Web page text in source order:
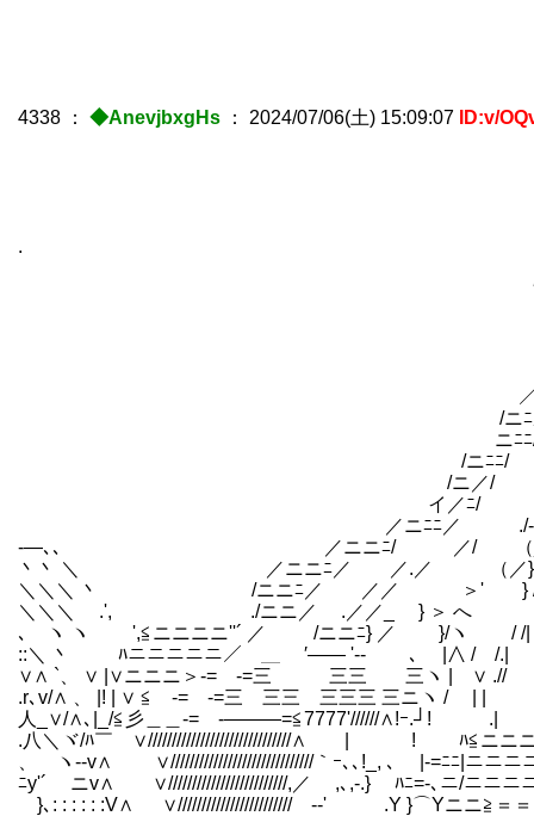
4338 ： ◆AnevjbxgHs ： 2024/07/06(土) 15:09:07 ID:v/
. / ′
′ _斗ヒ | | `丶
／ﾆ.!∧､.ｖッ つr'
/ニﾆ从∧::::: ､ ｀ｰ
ニﾆﾆ/ﾉ|/人 _
/ニﾆﾆ/ ./:i:丶 ｀
/ニ／/ /:i:i:i:i:i:i:丶
イ／ﾆ/ /:i:i:i:i:i:i:i:人`Y
／ニﾆﾆ／ ./-‐､{_`Yｰ
-―､､ ／ニニﾆ/ ／/ （
丶丶 ＼ ／ニニﾆ／ ／.／ （／
＼＼＼ 丶 /ニニﾆ／ ／／ ＞'
＼＼＼ .', ./ニニ／ .／／_ } ＞ へ
､ ヽ ヽ ',≦ニニニニ''´ ／ /ニニﾆ} ／
::＼ 丶 ﾊニニニニニ／ ＿ ′―― '‐- ､ |∧ /
∨∧ `、 ∨ |∨ニニニ＞-= -=三 三三 三ヽ | ∨
.r､v/∧ 、 |! | ∨ ≦ -= -=三 三三 三三三 三ニヽ / | |
人_∨/∧､|_/≦彡＿＿-= -―――=≦7777'//////∧!ｰ.┘! .| ゝニ
.八＼ヾ/ﾊ￣ ∨//////////////////////////////∧ | ! ﾊ≦ニニニ
、 ヽ‐‐v∧ ∨//////////////////////////////｀ｰ､､!_, ､ |-=ﾆﾆ|ニニニ
ﾆy'´ ゝニv∧ ∨/////////////////////////,／ ,､,-.} ﾊﾆ=-､ニ/ニニニ
ゝ}､: : : : : :V∧ ∨////////////////////////ゝ-‐' .Y }⌒Yニニ≧＝＝